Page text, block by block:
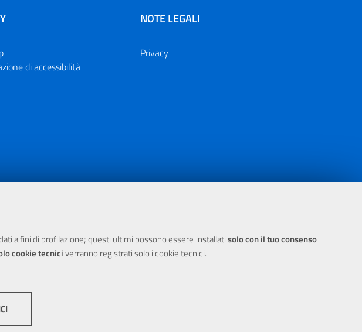
a fini di profilazione; questi ultimi possono essere installatisolo con il tuo consenso
cookie tecniciverranno registrati solo i cookie tecnici.
di accessibilità
NOTE LEGALI
Privacy
del POR Sicilia 2000/2006 Misura 6.05 - Fondo FESR
-